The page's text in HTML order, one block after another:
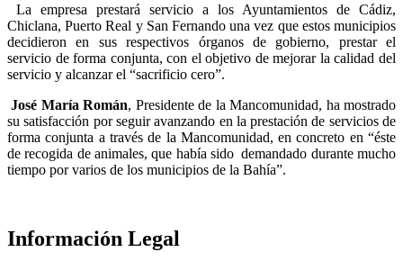
La empresa prestará servicio a los Ayuntamientos de Cádiz,
Chiclana, Puerto Real y San Fernando una vez que estos municipios
decidieron en sus respectivos órganos de gobierno, prestar el
servicio de forma conjunta, con el objetivo de mejorar la calidad del
servicio y alcanzar el “sacrificio cero”.
José María Román, Presidente de la Mancomunidad, ha mostrado
su satisfacción por seguir avanzando en la prestación de servicios de
forma conjunta a través de la Mancomunidad, en concreto en “éste
de recogida de animales, que había sido demandado durante mucho
tiempo por varios de los municipios de la Bahía”.
Información Legal